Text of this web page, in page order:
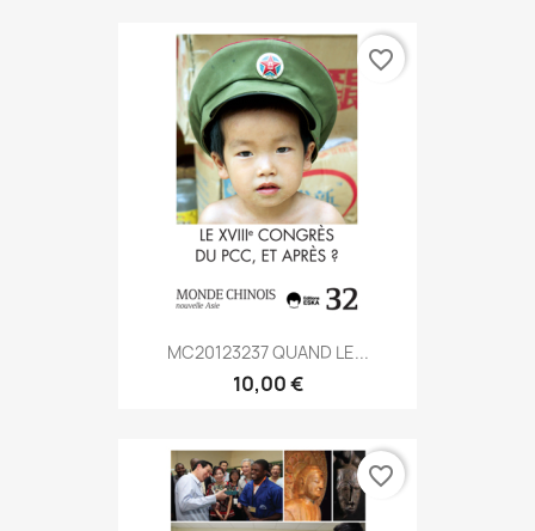
MC20123237 QUAND LE...
10,00 €
favorite_border
favorite_border